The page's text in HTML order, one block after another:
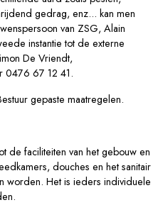
gedrag, enz... kan men
van ZSG, Alain
instantie tot de externe
De Vriendt,
0476 67 12 41.
gepaste maatregelen.
de faciliteiten van het gebouw en
douches en het sanitair
worden. Het is ieders individuele